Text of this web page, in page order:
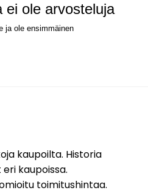
ei ole arvosteluja
ja ole ensimmäinen
kaupoilta. Historia
kaupoissa.
toimitushintaa.